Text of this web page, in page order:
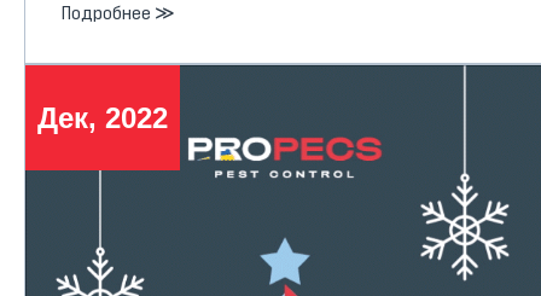
Подробнее ≫
Дек, 2022